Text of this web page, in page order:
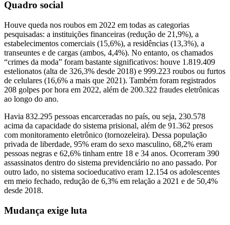
Quadro social
Houve queda nos roubos em 2022 em todas as categorias
pesquisadas: a instituições financeiras (redução de 21,9%), a
estabelecimentos comerciais (15,6%), a residências (13,3%), a
transeuntes e de cargas (ambos, 4,4%). No entanto, os chamados
“crimes da moda” foram bastante significativos: houve 1.819.409
estelionatos (alta de 326,3% desde 2018) e 999.223 roubos ou furtos
de celulares (16,6% a mais que 2021). Também foram registrados
208 golpes por hora em 2022, além de 200.322 fraudes eletrônicas
ao longo do ano.
Havia 832.295 pessoas encarceradas no país, ou seja, 230.578
acima da capacidade do sistema prisional, além de 91.362 presos
com monitoramento eletrônico (tornozeleira). Dessa população
privada de liberdade, 95% eram do sexo masculino, 68,2% eram
pessoas negras e 62,6% tinham entre 18 e 34 anos. Ocorreram 390
assassinatos dentro do sistema previdenciário no ano passado. Por
outro lado, no sistema socioeducativo eram 12.154 os adolescentes
em meio fechado, redução de 6,3% em relação a 2021 e de 50,4%
desde 2018.
Mudança exige luta